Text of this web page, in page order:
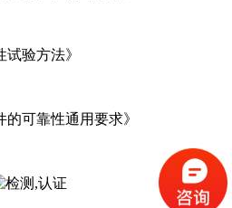
试验方法》
的可靠性通用要求》